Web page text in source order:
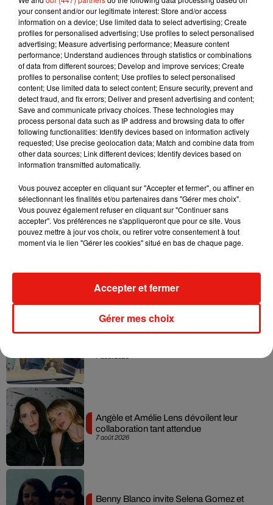
#�9�}�っぽ #nyaspaper #cat #cats #petstagram
#petsagram #ilovemycat #tuxedocats #mysweet
#japanesebobtails #instacat #catstagram #kinkedtail
Une publication partagée paryuki(@kikuchiyo36) le22 Mai 2017 à 1 :22 PDT
Musique
7 août 2026
dans son nouveau clip
7 août 2026
Tayc et Didi B dévoilent le single le plus
7 août 2026
Angèle et Amélie Lens dévoilent leur
collaboration tant attendue
Benny Blanco invite Selena Gomez et
your consent and/or our legitimate interest: Store and/or access
information on a device; Use limited data to select advertising; Create
profiles for personalised advertising; Use profiles to select personalised
advertising; Measure advertising performance; Measure content
performance; Understand audiences through statistics or combinations
of data from different sources; Develop and improve services; Create
profiles to personalise content; Use profiles to select personalised
content; Use limited data to select content; Ensure security, prevent and
detect fraud, and fix errors; Deliver and present advertising and content;
Save and communicate privacy choices. These technologies may
process personal data such as IP address and browsing data to offer
following functionalities: Identify devices based on information actively
requested; Use precise geolocation data; Match and combine data from
other data sources; Link different devices; Identify devices based on
information transmitted automatically.
Vous pouvez accepter en cliquant sur "Accepter et fermer", ou affiner en
sélectionnant les finalités et/ou partenaires dans "Gérer mes choix".
Vous pouvez également refuser en cliquant sur "Continuer sans
accepter". Vos préférences ne s'appliqueront que pour ce site. Vous
pouvez mettre à jour vos choix, ou retirer votre consentement à tout
moment via le lien "Gérer les cookies" situé en bas de chaque page.
Gérer mes choix
Accepter et fermer